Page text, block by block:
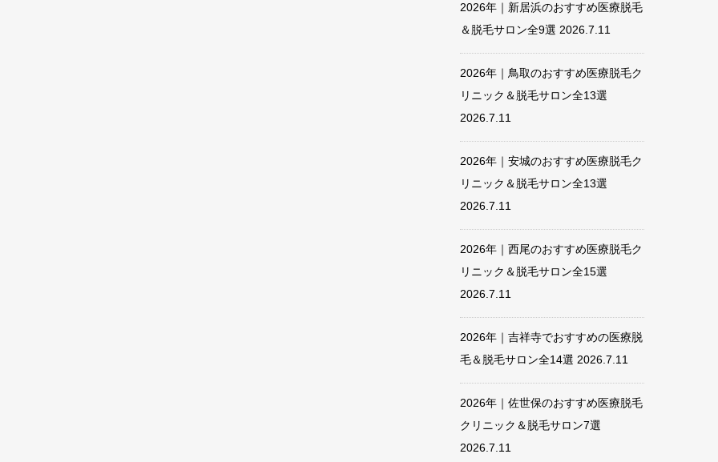
2026年｜新居浜のおすすめ医療脱毛
＆脱毛サロン全9選 2026.7.11
2026年｜鳥取のおすすめ医療脱毛ク
リニック＆脱毛サロン全13選
2026.7.11
2026年｜安城のおすすめ医療脱毛ク
リニック＆脱毛サロン全13選
2026.7.11
2026年｜西尾のおすすめ医療脱毛ク
リニック＆脱毛サロン全15選
2026.7.11
2026年｜吉祥寺でおすすめの医療脱
毛＆脱毛サロン全14選 2026.7.11
2026年｜佐世保のおすすめ医療脱毛
クリニック＆脱毛サロン7選
2026.7.11